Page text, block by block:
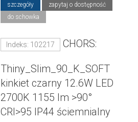
szczegóły
zapytaj o dostępność
do schowka
Indeks: 102217 CHORS:
Thiny_Slim_90_K_SOFT
kinkiet czarny 12.6W LED
2700K 1155 lm >90°
CRI>95 IP44 ściemnialny